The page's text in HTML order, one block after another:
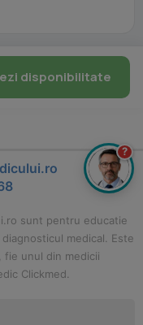
disponibilitate
sunt pentru educatie
medical. Este
fie unul din medicii
Clickmed.
?